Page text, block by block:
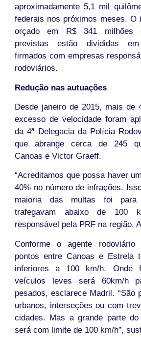
aproximadamente 5,1 mil
federais nos próximos meses. O
orçado em R$ 341 milhões
previstas estão divididas
firmados com empresas
rodoviários.
Redução nas autuações
Desde janeiro de 2015, mais de
excesso de velocidade foram
da 4ª Delegacia da Polícia
que abrange cerca de 245
Canoas e Victor Graeff.
“Acreditamos que possa haver
40% no número de infrações.
maioria das multas foi para
trafegavam abaixo de 100
responsável pela PRF na região,
Conforme o agente rodoviário
pontos entre Canoas e Estrela
inferiores a 100 km/h. Onde
veículos leves será 60km/h
pesados, esclarece Madril. “São
urbanos, interseções ou com
cidades. Mas a grande parte do
será com limite de 100 km/h”,